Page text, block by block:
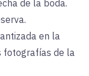
de la boda.
en la
fotografías de la